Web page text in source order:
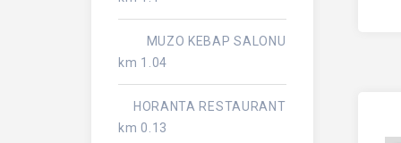
MUZO KEBAP SALONU
1.04 km
HORANTA RESTAURANT
0.13 km